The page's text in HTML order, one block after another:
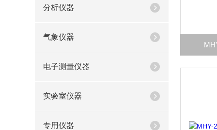
分析仪器
气象仪器
电子测量仪器
实验室仪器
专用仪器